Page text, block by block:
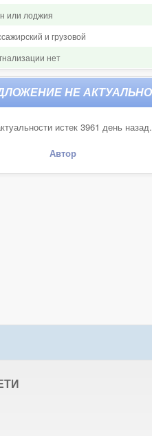
или лоджия
и грузовой
нет
истек 3961 день назад.
Автор